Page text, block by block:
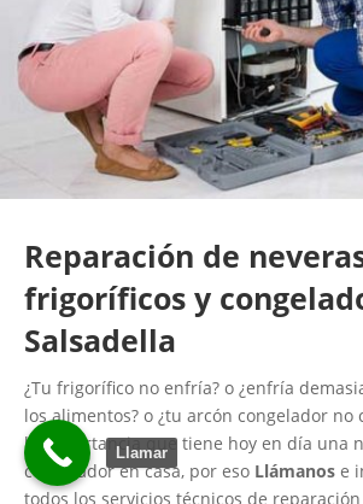
Reparación de
frigoríficos y
Salsadella
¿Tu frigorífico no enfría? o ¿enfría
los alimentos? o ¿tu arcón congelador no
la importancia que tiene hoy en día una
congelador en casa, por eso Llámanos e
todos los servicios técnicos de
Llamar